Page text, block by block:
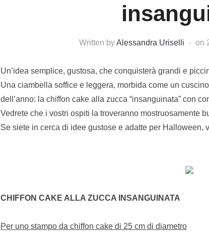
Written byAlessandra Uriselli on
Un’idea semplice, gustosa, che conquisterà grandi e
Una ciambella soffice e leggera, morbida come un
dell’anno: la chiffon cake alla zucca “insanguinata” con
Vedrete che i vostri ospiti la troveranno mostruosamente
Se siete in cerca di idee gustose e adatte per Halloween,
CHIFFON CAKE ALLA ZUCCA INSANGUINATA
Per uno stampo da chiffon cake di 25 cm di diametro